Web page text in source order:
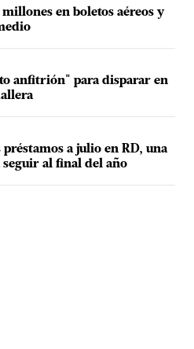
millones en boletos aéreos y
anfitrión" para disparar en
préstamos a julio en RD, una
al final del año